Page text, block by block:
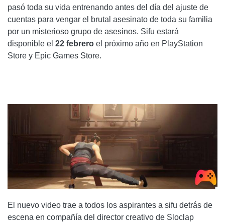
pasó toda su vida entrenando antes del día del ajuste de
cuentas para vengar el brutal asesinato de toda su familia
por un misterioso grupo de asesinos. Sifu estará
disponible el 22 febrero el próximo año en PlayStation
Store y Epic Games Store.
El nuevo video trae a todos los aspirantes a sifu detrás de
escena en compañía del director creativo de Sloclap